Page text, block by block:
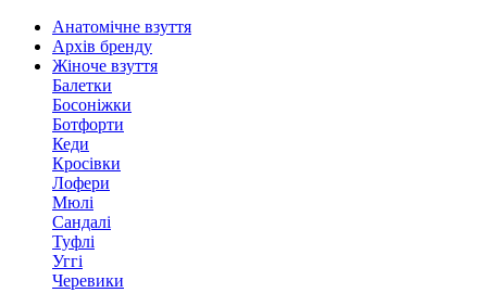
Анатомічне взуття
Архів бренду
Жіноче взуття
Балетки
Босоніжки
Ботфорти
Кеди
Кросівки
Лофери
Мюлі
Сандалі
Туфлі
Уггі
Черевики